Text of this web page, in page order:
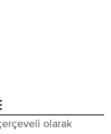
olarak